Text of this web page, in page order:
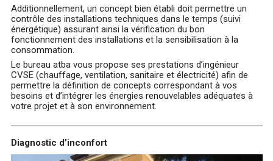
Additionnellement, un concept bien établi doit permettre un
contrôle des installations techniques dans le temps (suivi
énergétique) assurant ainsi la vérification du bon
fonctionnement des installations et la sensibilisation à la
consommation.
Le bureau atba vous propose ses prestations d’ingénieur
CVSE (chauffage, ventilation, sanitaire et électricité) afin de
permettre la définition de concepts correspondant à vos
besoins et d’intégrer les énergies renouvelables adéquates à
votre projet et à son environnement.
Diagnostic d’inconfort